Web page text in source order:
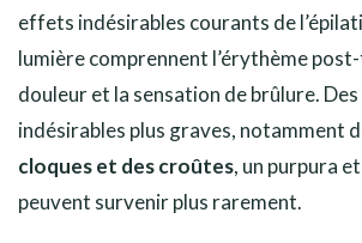
effets indésirables courants de
lumière comprennent l’érythème
douleur et la sensation de brûlure.
indésirables plus graves, notamment
cloques et des croûtes, un purpura
peuvent survenir plus rarement.